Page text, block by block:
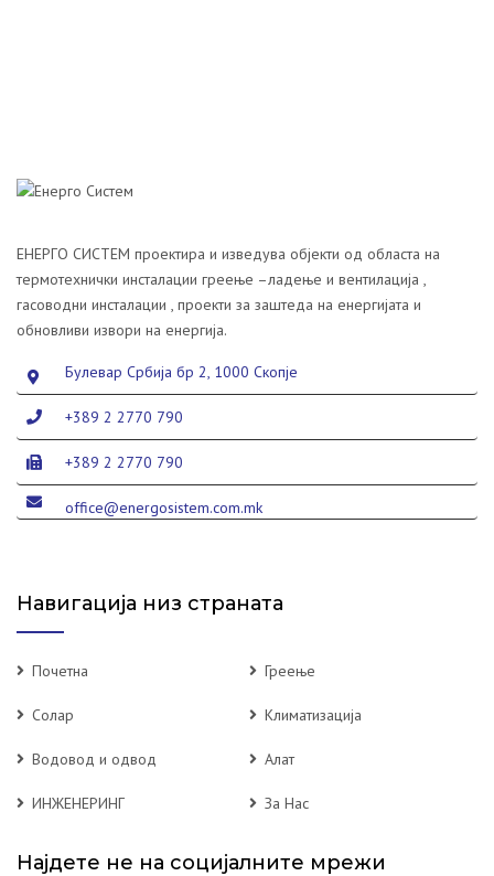
ЕНЕРГО СИСТЕМ проектира и изведува објекти од областа на
термотехнички инсталации греење –ладење и вентилација ,
гасоводни инсталации , проекти за заштеда на енергијата и
обновливи извори на енергија.
Булевар Србија бр 2, 1000 Скопје
+389 2 2770 790
+389 2 2770 790
office@energosistem.com.mk
Навигација низ страната
Почетна Греење
Солар Климатизација
Водовод и одвод Алат
ИНЖЕНЕРИНГ За Нас
Најдете не на социјалните мрежи